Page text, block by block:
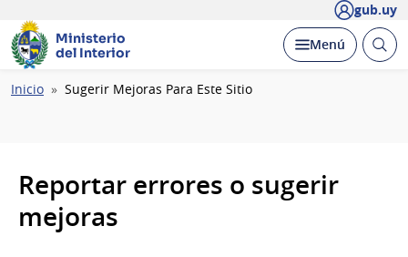
gub.uy
Ministerio
del Interior
Desplegar
Menú Abrir
Ruta
Inicio Sugerir Mejoras Para Este Sitio
Reportar errores o sugerir
mejoras